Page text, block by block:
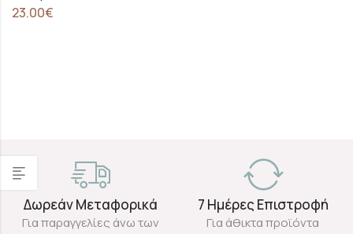
23.00€
Δωρεάν Μεταφορικά
Για παραγγελίες άνω των
7 Ημέρες Επιστροφή
Για άθικτα προϊόντα